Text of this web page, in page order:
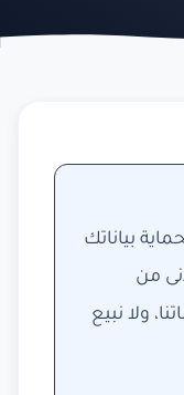
بياناتك
من
ولا نبيع